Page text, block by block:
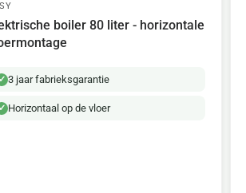
boiler 80 liter - horizontale
3 jaar fabrieksgarantie
Horizontaal op de vloer